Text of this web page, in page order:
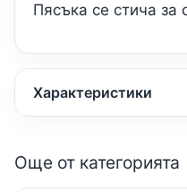
Пясъка се стича за
Характеристики
Още от категорията